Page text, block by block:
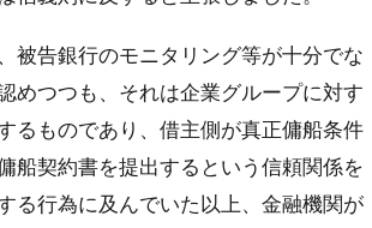
被告銀行のモニタリング等が十分でな
めつつも、それは企業グループに対す
るものであり、借主側が真正傭船条件
船契約書を提出するという信頼関係を
る行為に及んでいた以上、金融機関が